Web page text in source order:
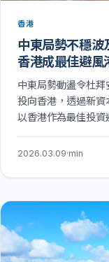
香港
中東局勢不穩波
香港成最佳避風
中東局勢動盪令杜
投向香港，透過新資
以香港作為最佳投資
2026.03.09·min